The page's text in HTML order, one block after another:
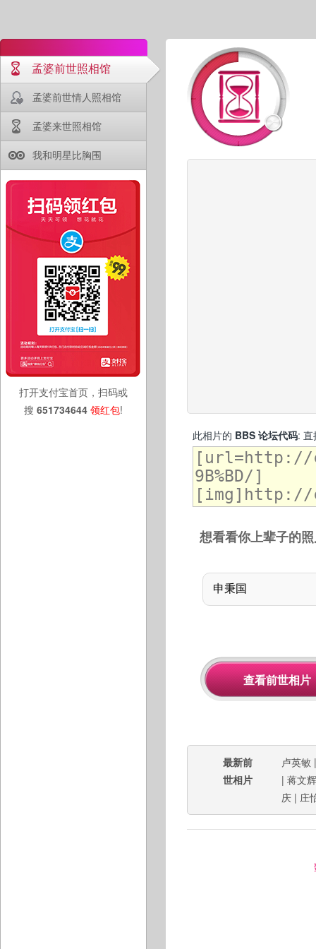
孟婆前世照相馆
孟婆前世情人照相馆
孟婆来世照相馆
我和明星比胸围
打开支付宝首页，扫码或
搜 651734644 领红包!
此相片的 BBS 论坛代码: 直
想看看你上辈子的
最新前
世相片
卢英敏
| 蒋文辉
庆 | 庄